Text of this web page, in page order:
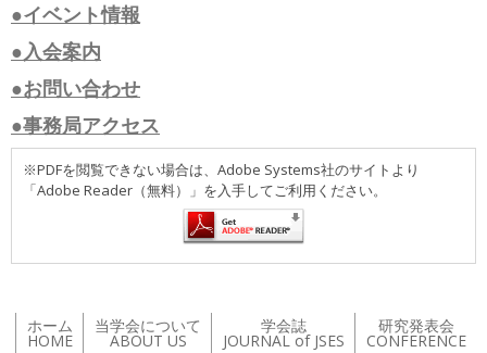
●イベント情報
●入会案内
●お問い合わせ
●事務局アクセス
※PDFを閲覧できない場合は、Adobe Systems社のサイトより
「Adobe Reader（無料）」を入手してご利用ください。
ホーム
HOME
当学会について
ABOUT US
学会誌
JOURNAL of JSES
研究発表会
CONFERENCE